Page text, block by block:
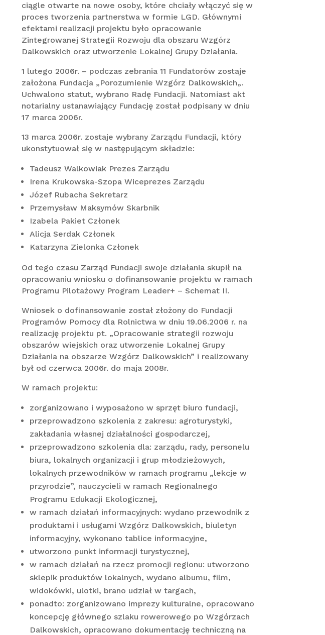
ciągle otwarte na nowe osoby, które chciały włączyć się w
proces tworzenia partnerstwa w formie LGD. Głównymi
efektami realizacji projektu było opracowanie
Zintegrowanej Strategii Rozwoju dla obszaru Wzgórz
Dalkowskich oraz utworzenie Lokalnej Grupy Działania.
1 lutego 2006r. – podczas zebrania 11 Fundatorów zostaje
założona Fundacja „Porozumienie Wzgórz Dalkowskich„.
Uchwalono statut, wybrano Radę Fundacji. Natomiast akt
notarialny ustanawiający Fundację został podpisany w dniu
17 marca 2006r.
13 marca 2006r. zostaje wybrany Zarządu Fundacji, który
ukonstytuował się w następującym składzie:
Tadeusz Walkowiak Prezes Zarządu
Irena Krukowska-Szopa Wiceprezes Zarządu
Józef Rubacha Sekretarz
Przemysław Maksymów Skarbnik
Izabela Pakiet Członek
Alicja Serdak Członek
Katarzyna Zielonka Członek
Od tego czasu Zarząd Fundacji swoje działania skupił na
opracowaniu wniosku o dofinansowanie projektu w ramach
Programu Pilotażowy Program Leader+ – Schemat II.
Wniosek o dofinansowanie został złożony do Fundacji
Programów Pomocy dla Rolnictwa w dniu 19.06.2006 r. na
realizację projektu pt. „Opracowanie strategii rozwoju
obszarów wiejskich oraz utworzenie Lokalnej Grupy
Działania na obszarze Wzgórz Dalkowskich” i realizowany
był od czerwca 2006r. do maja 2008r.
W ramach projektu:
zorganizowano i wyposażono w sprzęt biuro fundacji,
przeprowadzono szkolenia z zakresu: agroturystyki,
zakładania własnej działalności gospodarczej,
przeprowadzono szkolenia dla: zarządu, rady, personelu
biura, lokalnych organizacji i grup młodzieżowych,
lokalnych przewodników w ramach programu „lekcje w
przyrodzie”, nauczycieli w ramach Regionalnego
Programu Edukacji Ekologicznej,
w ramach działań informacyjnych: wydano przewodnik z
produktami i usługami Wzgórz Dalkowskich, biuletyn
informacyjny, wykonano tablice informacyjne,
utworzono punkt informacji turystycznej,
w ramach działań na rzecz promocji regionu: utworzono
sklepik produktów lokalnych, wydano albumu, film,
widokówki, ulotki, brano udział w targach,
ponadto: zorganizowano imprezy kulturalne, opracowano
koncepcję głównego szlaku rowerowego po Wzgórzach
Dalkowskich, opracowano dokumentację techniczną na